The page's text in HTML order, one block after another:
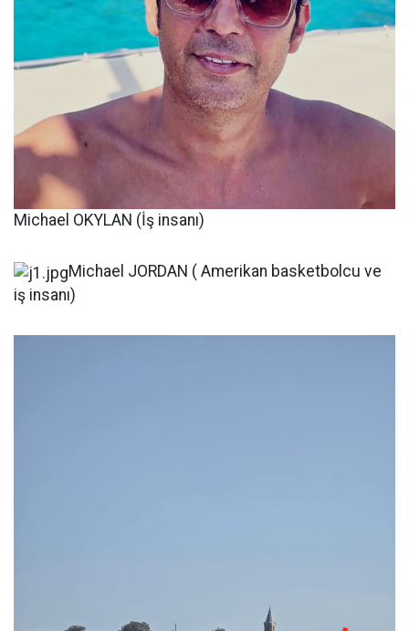
Michael OKYLAN (İş insanı)
Michael JORDAN ( Amerikan basketbolcu ve
iş insanı)